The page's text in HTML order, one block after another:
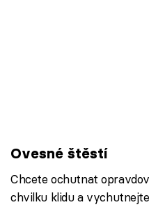
Ovesné štěstí
Chcete ochutnat
chvilku klidu a